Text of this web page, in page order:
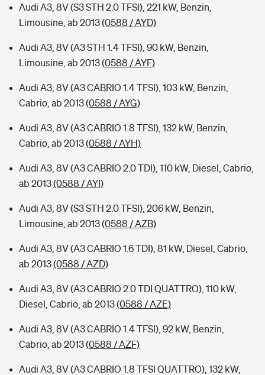
Audi A3, 8V (S3 STH 2.0 TFSI), 221 kW, Benzin,
Limousine, ab 2013(0588 / AYD)
Audi A3, 8V (A3 STH 1.4 TFSI), 90 kW, Benzin,
Limousine, ab 2013(0588 / AYF)
Audi A3, 8V (A3 CABRIO 1.4 TFSI), 103 kW, Benzin,
Cabrio, ab 2013(0588 / AYG)
Audi A3, 8V (A3 CABRIO 1.8 TFSI), 132 kW, Benzin,
Cabrio, ab 2013(0588 / AYH)
Audi A3, 8V (A3 CABRIO 2.0 TDI), 110 kW, Diesel, Cabrio,
ab 2013(0588 / AYI)
Audi A3, 8V (S3 STH 2.0 TFSI), 206 kW, Benzin,
Limousine, ab 2013(0588 / AZB)
Audi A3, 8V (A3 CABRIO 1.6 TDI), 81 kW, Diesel, Cabrio,
ab 2013(0588 / AZD)
Audi A3, 8V (A3 CABRIO 2.0 TDI QUATTRO), 110 kW,
Diesel, Cabrio, ab 2013(0588 / AZE)
Audi A3, 8V (A3 CABRIO 1.4 TFSI), 92 kW, Benzin,
Cabrio, ab 2013(0588 / AZF)
Audi A3, 8V (A3 CABRIO 1.8 TFSI QUATTRO), 132 kW,